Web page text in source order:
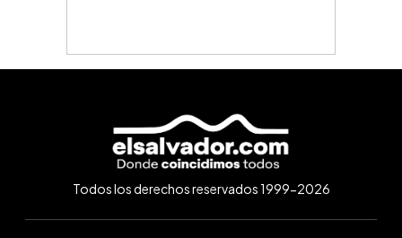
Todos los derechos reservados 1999-2026